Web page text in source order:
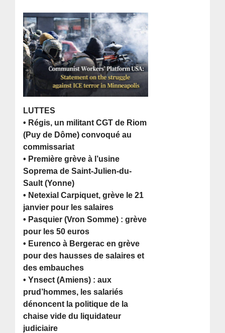
LUTTES
• Régis, un militant CGT de Riom
(Puy de Dôme) convoqué au
commissariat
• Première grève à l’usine
Soprema de Saint-Julien-du-
Sault (Yonne)
• Netexial Carpiquet, grève le 21
janvier pour les salaires
• Pasquier (Vron Somme) : grève
pour les 50 euros
• Eurenco à Bergerac en grève
pour des hausses de salaires et
des embauches
• Ynsect (Amiens) : aux
prud’hommes, les salariés
dénoncent la politique de la
chaise vide du liquidateur
judiciaire